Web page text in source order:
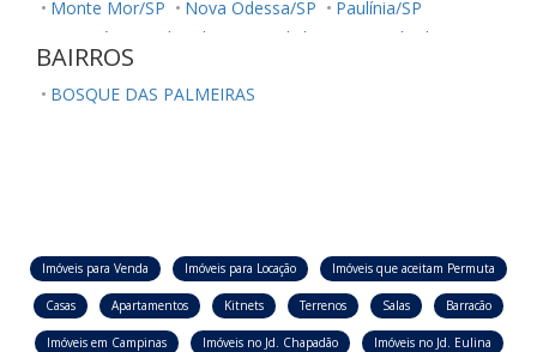
Monte Mor/SP
Nova Odessa/SP
Paulínia/SP
Sumaré/SP
Ubatuba/SP Valinhos/SP Vinhedo/SP
BAIRROS
BOSQUE DAS PALMEIRAS
Imóveis para Venda Imóveis para Locação Imóveis que aceitam Permuta
Casas Apartamentos Kitnets Terrenos Salas Barracão
Imóveis em Campinas Imóveis no Jd. Chapadão Imóveis no Jd. Eulina